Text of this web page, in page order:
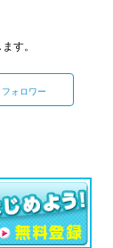
す。
ォロワー